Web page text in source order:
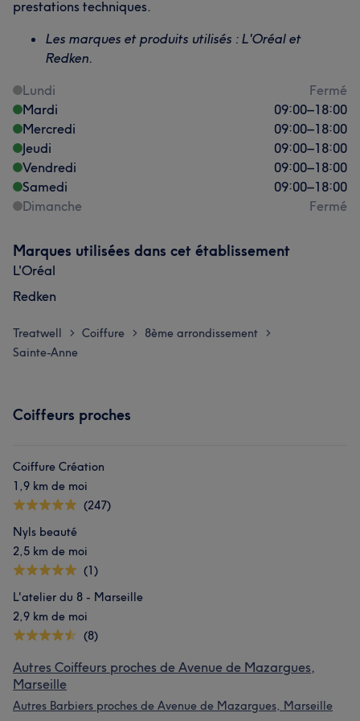
prestations techniques.
Les marques et produits utilisés : L'Oréal et
Redken.
Lundi
Fermé
Mardi
09:00–18:00
Mercredi
09:00–18:00
Jeudi
09:00–18:00
Vendredi
09:00–18:00
Samedi
09:00–18:00
Dimanche
Fermé
Marques utilisées dans cet établissement
L'Oréal
Redken
Treatwell > Coiffure > 8ème arrondissement >
Sainte-Anne
Coiffeurs proches
Coiffure Création
1,9 km de moi
(247)
Nyls beauté
2,5 km de moi
(1)
L'atelier du 8 - Marseille
2,9 km de moi
(8)
Autres Coiffeurs proches de Avenue de Mazargues,
Marseille
Autres Barbiers proches de Avenue de Mazargues, Marseille